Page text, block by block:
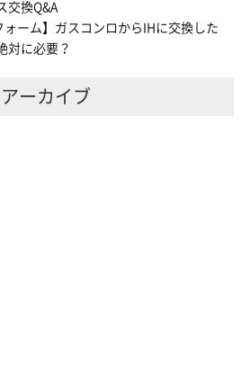
交換Q&A
ォーム】ガスコンロからIHに交換した
対に必要？
アーカイブ